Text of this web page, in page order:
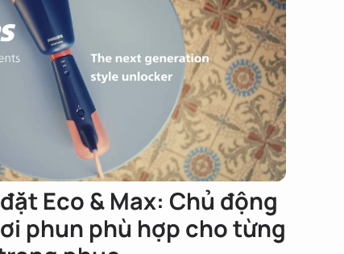
Eco & Max: Chủ động
phun phù hợp cho từng